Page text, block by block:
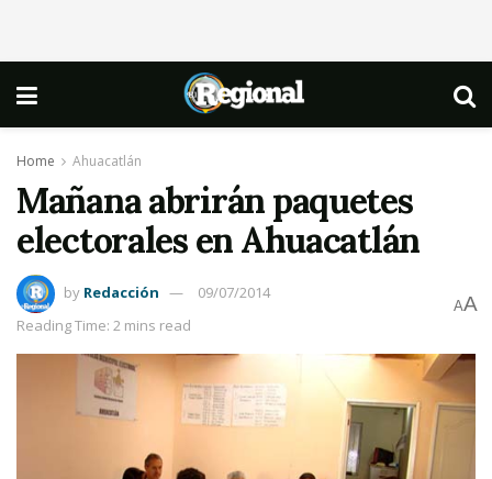
Home Ahuacatlán
Mañana abrirán paquetes
electorales en Ahuacatlán
by Redacción
09/07/2014
Reading Time: 2 mins read
AA